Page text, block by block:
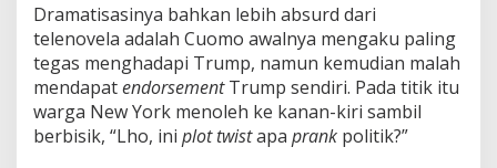
Dramatisasinya bahkan lebih absurd dari
telenovela adalah Cuomo awalnya mengaku paling
tegas menghadapi Trump, namun kemudian malah
mendapatendorsementTrump sendiri. Pada titik itu
warga New York menoleh ke kanan-kiri sambil
berbisik, “Lho, ini plot twistapa prank politik?”